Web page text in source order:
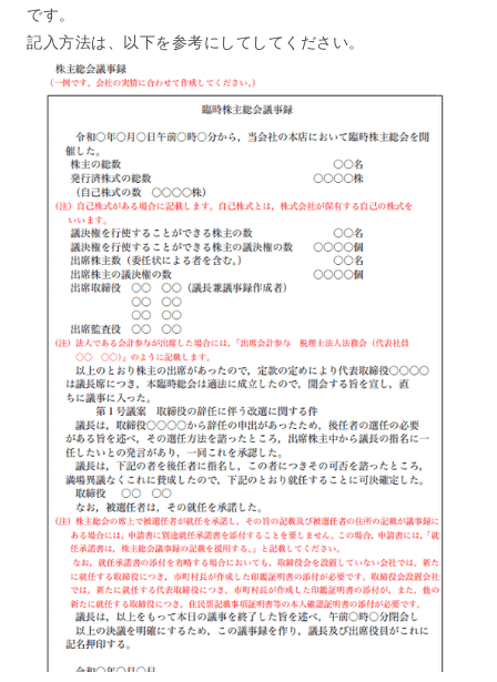
です。
記入方法は、以下を参考にしてしてください。